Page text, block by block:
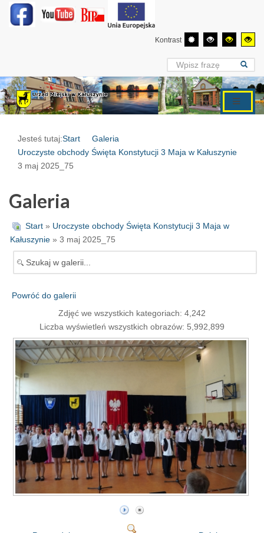
Kontrast
Jesteś tutaj:Start
Galeria
Uroczyste obchody Święta Konstytucji 3 Maja w Kałuszynie
3 maj 2025_75
Galeria
Start » Uroczyste obchody Święta Konstytucji 3 Maja w
Kałuszynie » 3 maj 2025_75
Powróć do galerii
Zdjęć we wszystkich kategoriach: 4,242
Liczba wyświetleń wszystkich obrazów: 5,992,899